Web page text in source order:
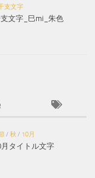
支文字
文字_巳mi_朱色
/ 秋 / 10月
タイトル文字